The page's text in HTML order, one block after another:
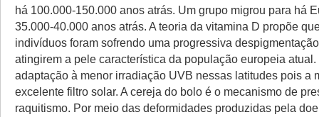
há 100.000-150.000 anos atrás. Um grupo migrou para há
35.000-40.000 anos atrás. A teoria da vitamina D propõe
indivíduos foram sofrendo uma progressiva
atingirem a pele característica da população europeia
adaptação à menor irradiação UVB nessas latitudes pois a
excelente filtro solar. A cereja do bolo é o mecanismo de
raquitismo. Por meio das deformidades produzidas pela